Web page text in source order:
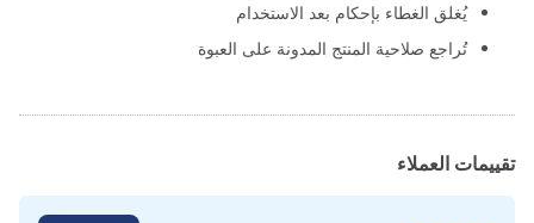
يُغلق الغطاء بإحكام بعد الاستخدام
تُراجع صلاحية المنتج المدونة على العبوة
تقييمات العملاء